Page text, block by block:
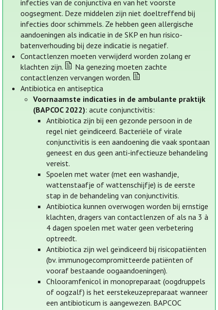
infecties van de conjunctiva en van het voorste
oogsegment. Deze middelen zijn niet doeltreffend bij
infecties door schimmels. Ze hebben geen allergische
aandoeningen als indicatie in de SKP en hun risico-
batenverhouding bij deze indicatie is negatief.
Contactlenzen moeten verwijderd worden zolang er
klachten zijn.
Na genezing moeten zachte
contactlenzen vervangen worden.
Antibiotica en antiseptica
Voornaamste indicaties in de ambulante praktijk
(BAPCOC 2022): acute conjunctivitis:
Antibiotica zijn bij een gezonde persoon in de
regel niet geïndiceerd. Bacteriële of virale
conjunctivitis is een aandoening die vaak spontaan
geneest en dus geen anti-infectieuze behandeling
vereist.
Spoelen met water (met een washandje,
wattenstaafje of wattenschijfje) is de eerste
stap in de behandeling van conjunctivitis.
Antibiotica kunnen overwogen worden bij ernstige
klachten, dragers van contactlenzen of als na 3 à
4 dagen spoelen met water geen verbetering
optreedt.
Antibiotica zijn wel geïndiceerd bij risicopatiënten
(bv. immunogecompromitteerde patiënten of
vooraf bestaande oogaandoeningen).
Chlooramfenicol in monopreparaat (oogdruppels
of oogzalf) is het eerstekeuzepreparaat wanneer
een antibioticum is aangewezen. BAPCOC